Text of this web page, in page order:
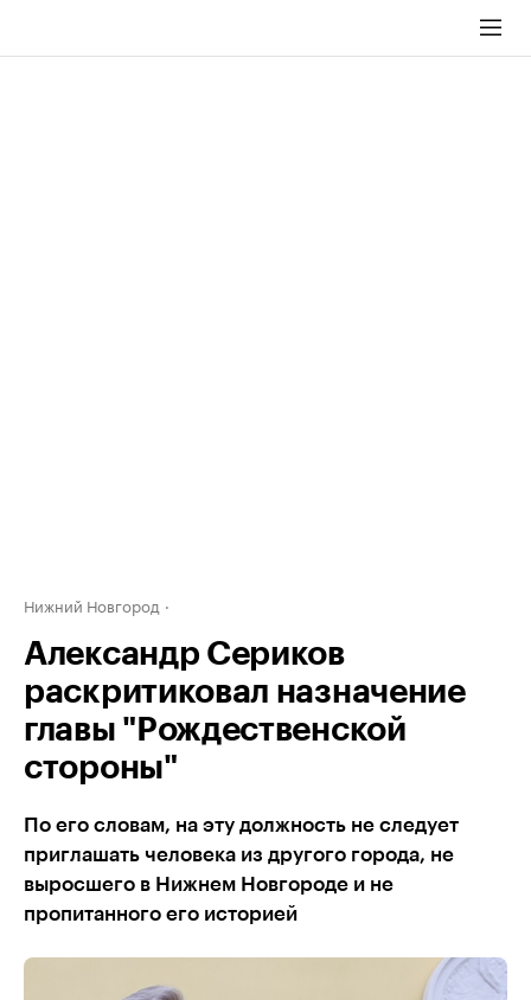
Нижний Новгород
Александр Сериков
раскритиковал назначение
главы "Рождественской
стороны"
По его словам, на эту должность не следует
приглашать человека из другого города, не
выросшего в Нижнем Новгороде и не
пропитанного его историей